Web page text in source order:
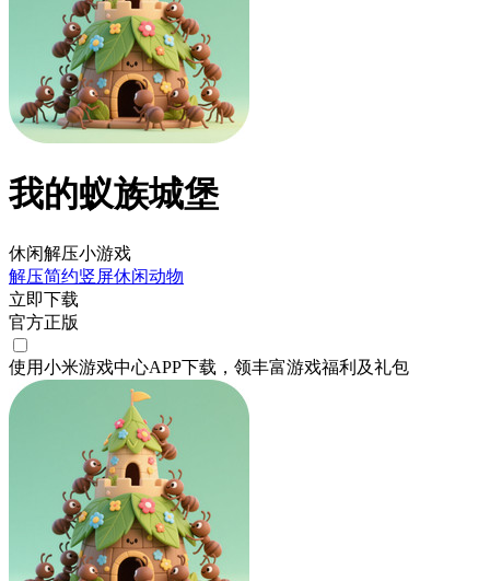
我的蚁族城堡
休闲解压小游戏
解压简约竖屏休闲动物
立即下载
官方正版
使用小米游戏中心APP下载 ，领丰富游戏福利 及礼包